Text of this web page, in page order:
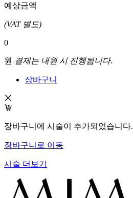
예상금액
(VAT 별도)
0
원 결제는 내원 시 진행됩니다.
장바구니
장바구니에 시술이 추가되었습니다.
장바구니로 이동
시술 더보기